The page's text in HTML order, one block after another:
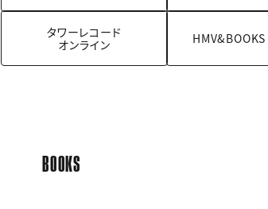
タワーレコード
オンライン
HMV&BOOKS
BOOKS